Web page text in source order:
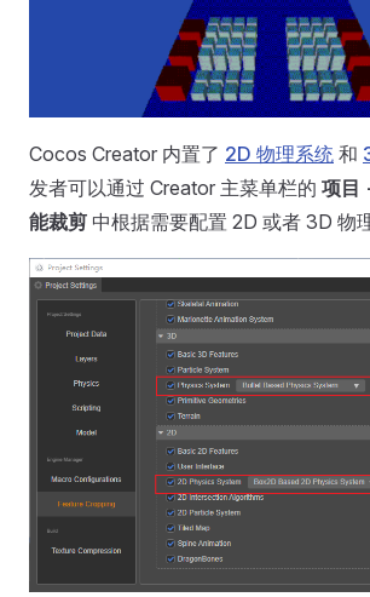
Cocos Creator 内置了 2D 物理系统 和
发者可以通过 Creator 主菜单栏的 项目
能裁剪 中根据需要配置 2D 或者 3D 物